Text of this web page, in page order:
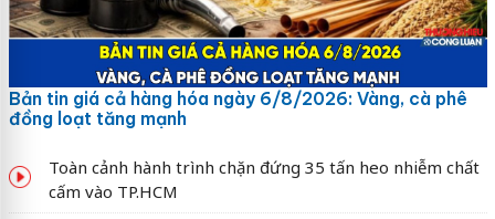
Bản tin giá cả hàng hóa ngày 6/8/2026: Vàng, cà phê
đồng loạt tăng mạnh
Toàn cảnh hành trình chặn đứng 35 tấn heo nhiễm chất
cấm vào TP.HCM